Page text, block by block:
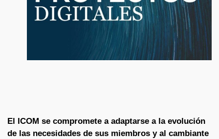
El ICOM se compromete a adaptarse a la evolución
de las necesidades de sus miembros y al cambiante